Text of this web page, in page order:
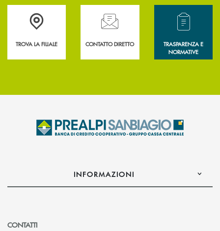
Accedi all' elenco completo delle filiali .
TROVA LA FILIALE
Hai bisogno di assistenza immediata?
CONTATTO DIRETTO
Hai bisogno di
TRASPARENZA E
NORMATIVE
INFORMAZIONI
CONTATTI